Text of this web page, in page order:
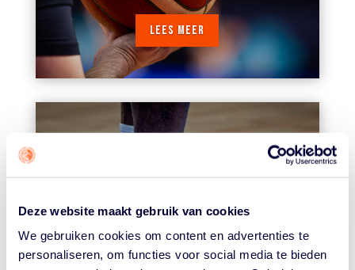
Deze website maakt gebruik van cookies
We gebruiken cookies om content en advertenties te
personaliseren, om functies voor social media te bieden
LEES MEER
KADER &
VRIJWILLIGERS